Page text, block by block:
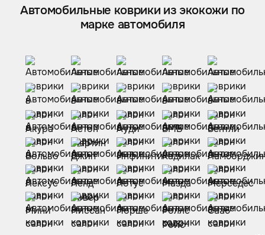
Автомобильные коврики из экокожи по
марке автомобиля